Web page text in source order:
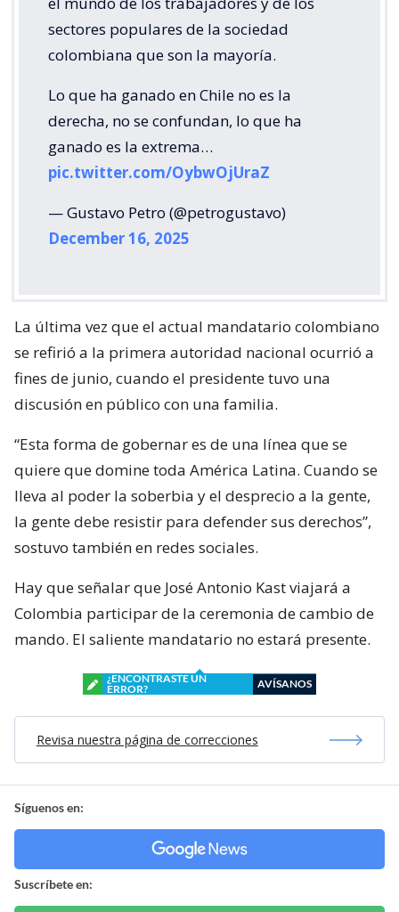
sectores populares de la sociedad
colombiana que son la mayoría.
Lo que ha ganado en Chile no es la
derecha, no se confundan, lo que ha
ganado es la extrema…
pic.twitter.com/OybwOjUraZ
— Gustavo Petro (@petrogustavo)
December 16, 2025
La última vez que el actual mandatario colombiano
se refirió a la primera autoridad nacional ocurrió a
fines de junio, cuando el presidente tuvo una
discusión en público con una familia.
“Esta forma de gobernar es de una línea que se
quiere que domine toda América Latina. Cuando se
lleva al poder la soberbia y el desprecio a la gente,
la gente debe resistir para defender sus derechos”,
sostuvo también en redes sociales.
Hay que señalar que José Antonio Kast viajará a
Colombia participar de la ceremonia de cambio de
mando. El saliente mandatario no estará presente.
¿ENCONTRASTE UN
ERROR?
AVÍSANOS
Revisa nuestra página de correcciones
Síguenos en:
Suscríbete en: